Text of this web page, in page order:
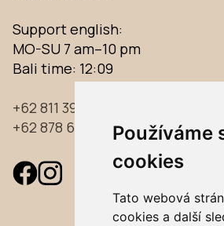
Používáme
cookies
Tato webová
cookies a další
Support english:
MO-SU 7 am–10 pm
Bali time: 12:09
+62 811 39 39 733
+62 878 61 96 97 33